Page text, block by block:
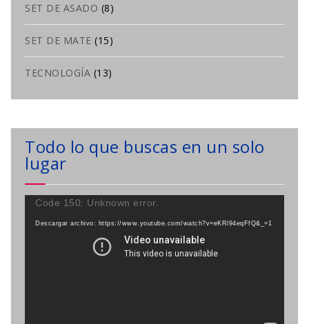
SET DE ASADO (8)
SET DE MATE (15)
TECNOLOGÍA (13)
Todo lo que buscas en un solo
lugar
Reproductor
vídeo
Code 150: Unknown error.
Descargar archivo: https://www.youtube.com/watch?v=eKRl94eqFfQ&_=1